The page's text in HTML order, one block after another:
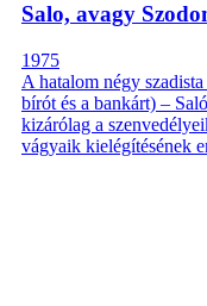
Salo, avagy
1975
A hatalom négy
bírót és a bankárt) –
kizárólag a
vágyaik kielégítésének